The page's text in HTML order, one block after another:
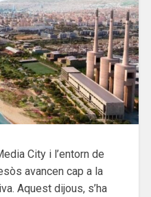
City i l’entorn de
avancen cap a la
Aquest dijous, s’ha